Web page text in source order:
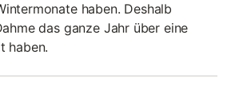
haben. Deshalb
das ganze Jahr über eine
haben.